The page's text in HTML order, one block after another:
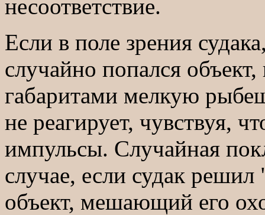
несоответствие.
Если в поле зрения
случайно попался
габаритами мелкую
не реагирует, чувствуя,
импульсы. Случайная
случае, если судак решил
объект, мешающий его